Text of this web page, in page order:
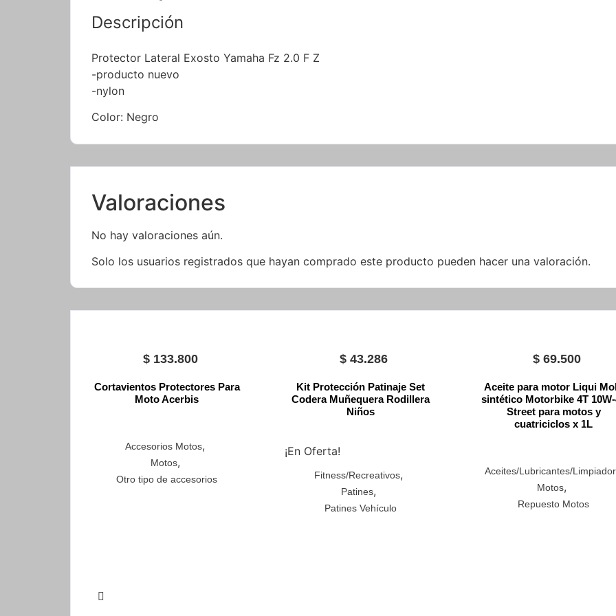
Descripción
Protector Lateral Exosto Yamaha Fz 2.0 F Z
-producto nuevo
-nylon
Color: Negro
Valoraciones
No hay valoraciones aún.
Solo los usuarios registrados que hayan comprado este producto pueden hacer una valoración.
$133.800
Cortavientos Protectores Para
Moto Acerbis
Accesorios Motos,
Motos,
Otro tipo de accesorios
$ 43.286
Kit Protección Patinaje Set
Codera Muñequera Rodillera
Niños
¡En Oferta!
Fitness/Recreativos,
Patines,
Patines Vehículo
$ 69.500
Aceite para motor Liqui
sintético Motorbike 4T
Street para motos y
cuatriciclos x 1L
Aceites/Lubricantes/Limpiador
Motos,
Repuesto Motos